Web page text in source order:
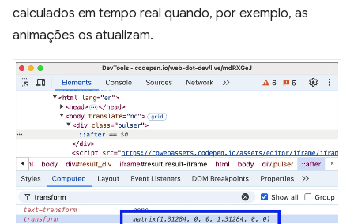
calculados em tempo real quando, por exemplo, as
animações os atualizam.